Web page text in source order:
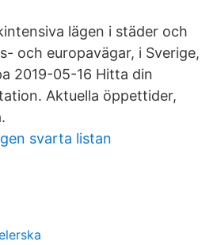
lägen i städer och
och europavägar, i Sverige,
2019-05-16 Hitta din
Aktuella öppettider,
svarta listan